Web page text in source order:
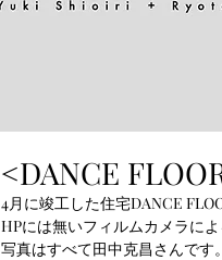
<DANCE
4月に竣工した住宅DANCE
HPには無いフィルムカメラに
写真はすべて田中克昌さんです。